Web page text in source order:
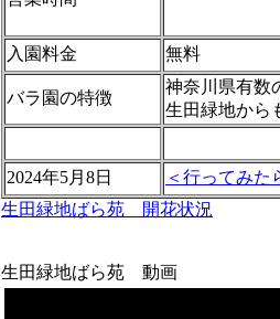
入園料金 無料
バラ園の特徴
神奈川県有数
生田緑地から
2024年5月8日
＜行ってみ
生田緑地ばら苑 開花状況
生田緑地ばら苑 動画